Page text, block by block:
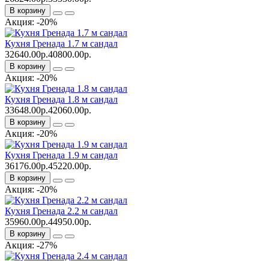
В корзину
Акция: -20%
Кухня Гренада 1.7 м сандал
32640.00р.40800.00р.
В корзину
Акция: -20%
Кухня Гренада 1.8 м сандал
33648.00р.42060.00р.
В корзину
Акция: -20%
Кухня Гренада 1.9 м сандал
36176.00р.45220.00р.
В корзину
Акция: -20%
Кухня Гренада 2.2 м сандал
35960.00р.44950.00р.
В корзину
Акция: -27%